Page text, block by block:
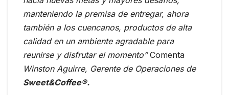
manteniendo la premisa de entregar, ahora
también a los cuencanos, productos de alta
calidad en un ambiente agradable para
reunirse y disfrutar el momento”Comenta
Winston Aguirre, Gerente de Operaciones de
Sweet&Coffee®.